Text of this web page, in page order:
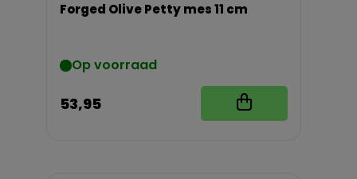
Forged Olive Petty mes 11 cm
Op voorraad
53,95